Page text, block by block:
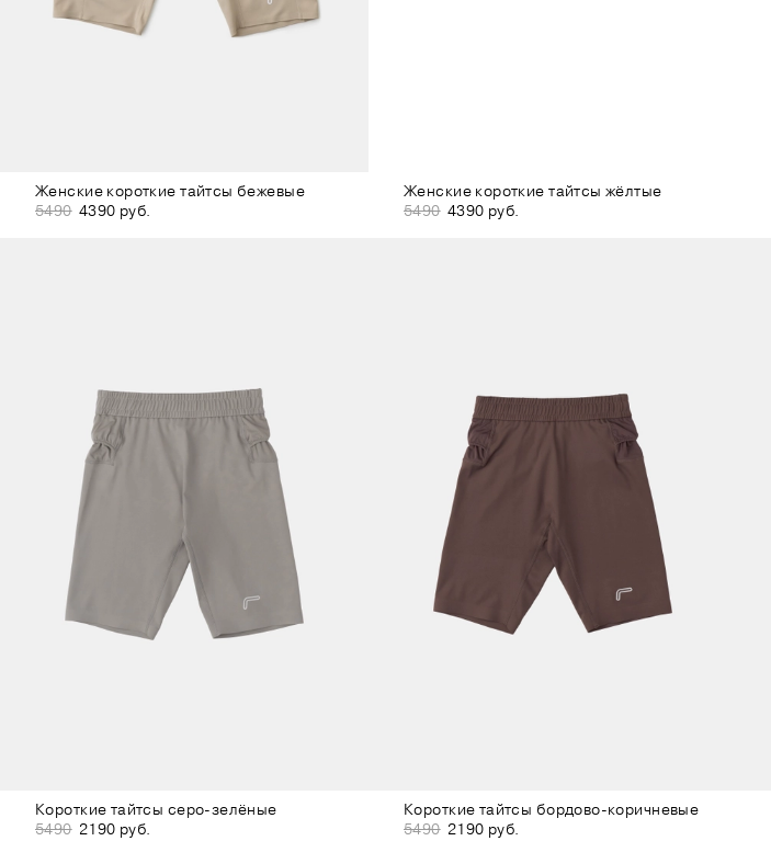
Женские короткие тайтсы бежевые
5490 4390 руб.
Женские короткие тайтсы жёлтые
5490 4390 руб.
Короткие тайтсы серо-зелёные
5490 2190 руб.
Короткие тайтсы бордово-коричневые
5490 2190 руб.